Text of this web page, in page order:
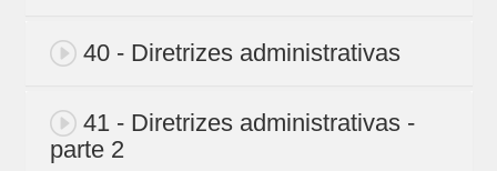
40 - Diretrizes administrativas
41 - Diretrizes administrativas -
parte 2